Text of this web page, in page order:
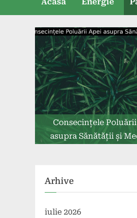
Consecințele
asupra Sănătății și
Arhive
iulie 2026